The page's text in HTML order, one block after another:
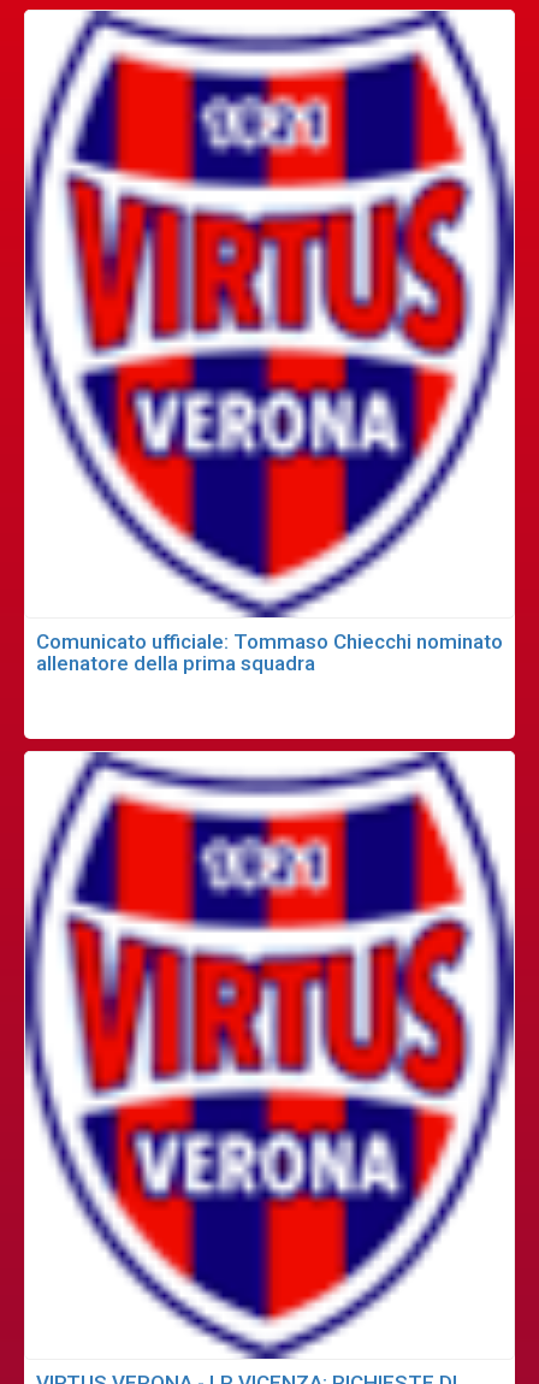
Comunicato ufficiale: Tommaso Chiecchi nominato
allenatore della prima squadra